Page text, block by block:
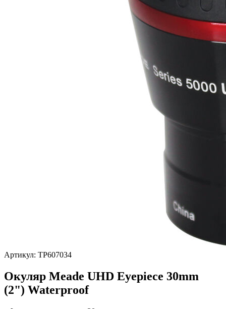
Артикул: TP607034
Окуляр Meade UHD Eyepiece 30mm
(2") Waterproof